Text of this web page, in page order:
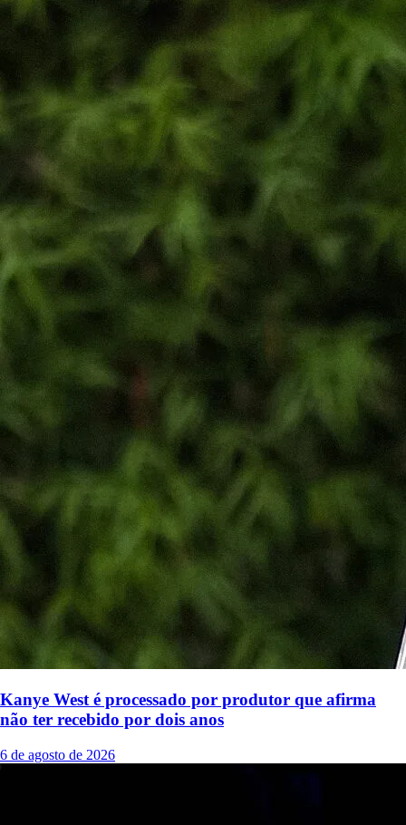
Kanye West é processado por produtor que afirma
não ter recebido por dois anos
6 de agosto de 2026